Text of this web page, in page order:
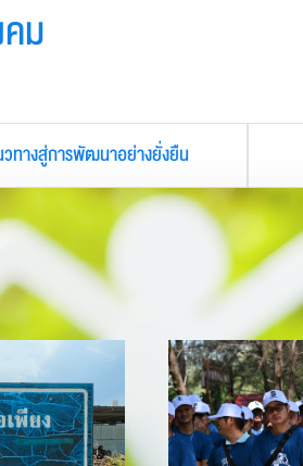
ม
วทางสู่การพัฒนาอย่างยั่งยืน